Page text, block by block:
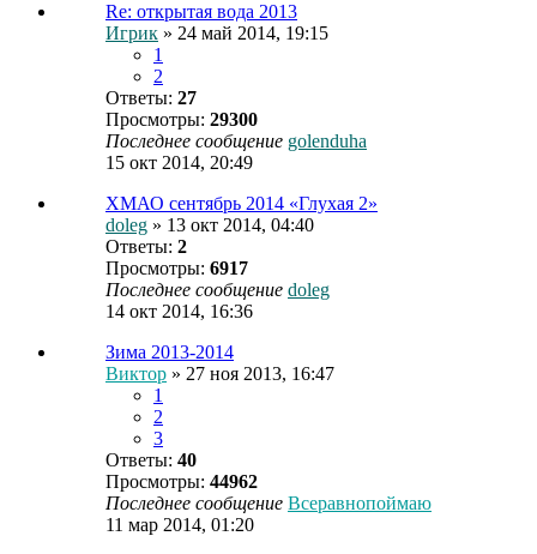
Re: открытая вода 2013
Игрик » 24 май 2014, 19:15
1
2
Ответы: 27
Просмотры: 29300
Последнее сообщение golenduha
15 окт 2014, 20:49
ХМАО сентябрь 2014 «Глухая 2»
doleg » 13 окт 2014, 04:40
Ответы: 2
Просмотры: 6917
Последнее сообщение doleg
14 окт 2014, 16:36
Зима 2013-2014
Виктор » 27 ноя 2013, 16:47
1
2
3
Ответы: 40
Просмотры: 44962
Последнее сообщение Всеравнопоймаю
11 мар 2014, 01:20